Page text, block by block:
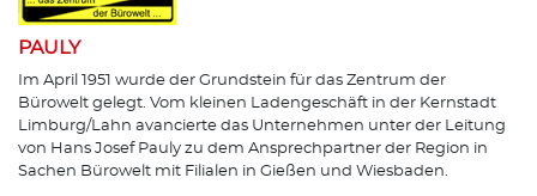
PAULY
Im April 1951 wurde der Grundstein für das Zentrum der
Bürowelt gelegt. Vom kleinen Ladengeschäft in der Kernstadt
Limburg/Lahn avancierte das Unternehmen unter der Leitung
von Hans Josef Pauly zu dem Ansprechpartner der Region in
Sachen Bürowelt mit Filialen in Gießen und Wiesbaden.